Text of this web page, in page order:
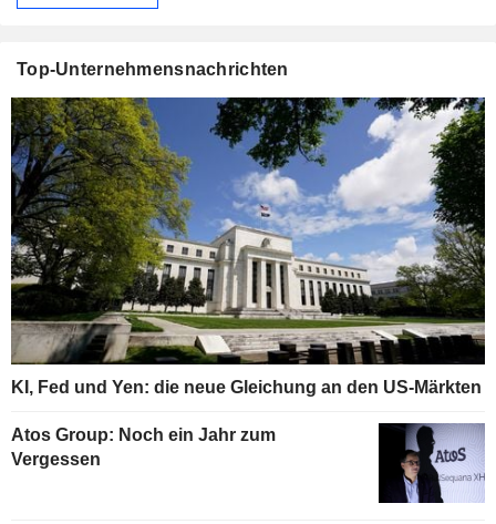
Top-Unternehmensnachrichten
KI, Fed und Yen: die neue Gleichung an den US-Märkten
Atos Group: Noch ein Jahr zum
Vergessen